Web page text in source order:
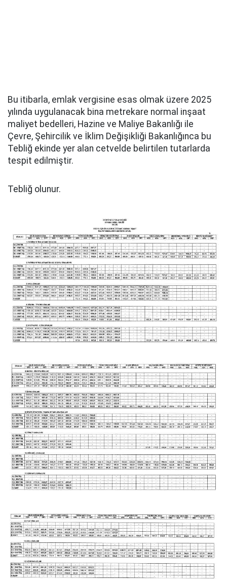
Bu itibarla, emlak vergisine esas olmak üzere 2025
yılında uygulanacak bina metrekare normal inşaat
maliyet bedelleri, Hazine ve Maliye Bakanlığı ile
Çevre, Şehircilik ve İklim Değişikliği Bakanlığınca bu
Tebliğ ekinde yer alan cetvelde belirtilen tutarlarda
tespit edilmiştir.
Tebliğ olunur.